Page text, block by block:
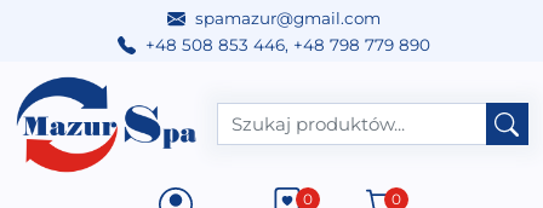
spamazur@gmail.com
+48 508 853 446, +48 798 779 890
Przejdź do treści
Main Navigation
0
0